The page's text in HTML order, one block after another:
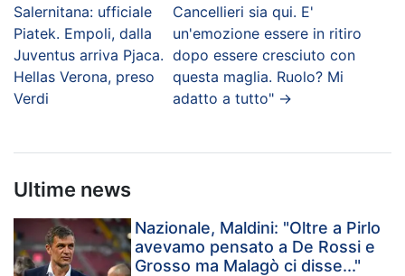
Salernitana: ufficiale
Piatek. Empoli, dalla
Juventus arriva Pjaca.
Hellas Verona, preso
Verdi
Cancellieri sia qui. E'
un'emozione essere in ritiro
dopo essere cresciuto con
questa maglia. Ruolo? Mi
adatto a tutto"→
Ultime news
Nazionale, Maldini: "Oltre a Pirlo
avevamo pensato a De Rossi e
Grosso ma Malagò ci disse..."